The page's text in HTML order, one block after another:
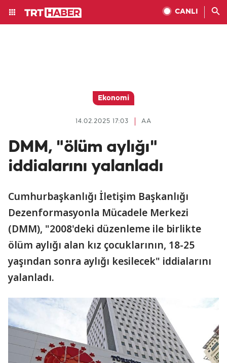
CANLI
Ekonomi
AA
14.02.2025 17:03
DMM, "ölüm aylığı"
iddialarını yalanladı
Cumhurbaşkanlığı İletişim Başkanlığı
Dezenformasyonla Mücadele Merkezi
(DMM), "2008'deki düzenleme ile birlikte
ölüm aylığı alan kız çocuklarının, 18-25
yaşından sonra aylığı kesilecek" iddialarını
yalanladı.